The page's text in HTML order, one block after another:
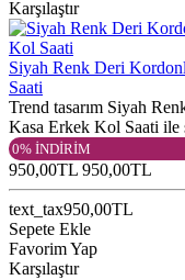
Karşılaştır
Siyah Renk Deri
Saati
Trend tasarım Siyah
Kasa Erkek Kol Saati ile
0% İNDİRİM
950,00TL 950,00TL
text_tax950,00TL
Sepete Ekle
Favorim Yap
Karşılaştır